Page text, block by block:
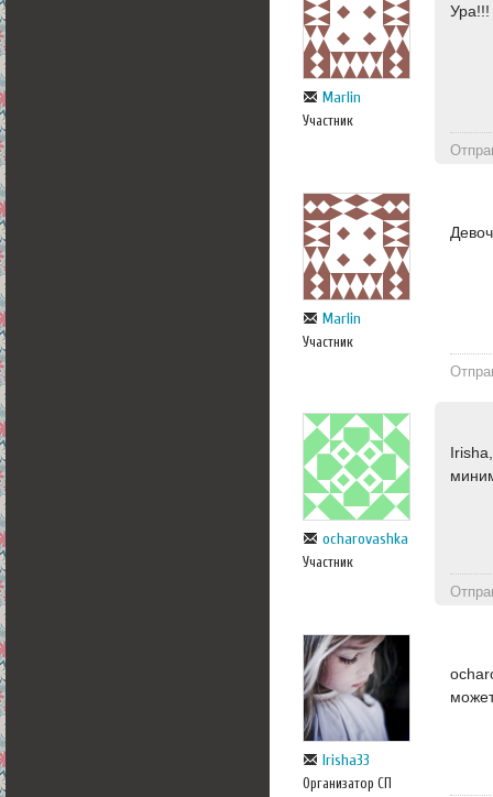
Marlin
Участник
Ура!!!
Marlin
Участник
ocharovashka
Участник
Irisha33
Организатор СП